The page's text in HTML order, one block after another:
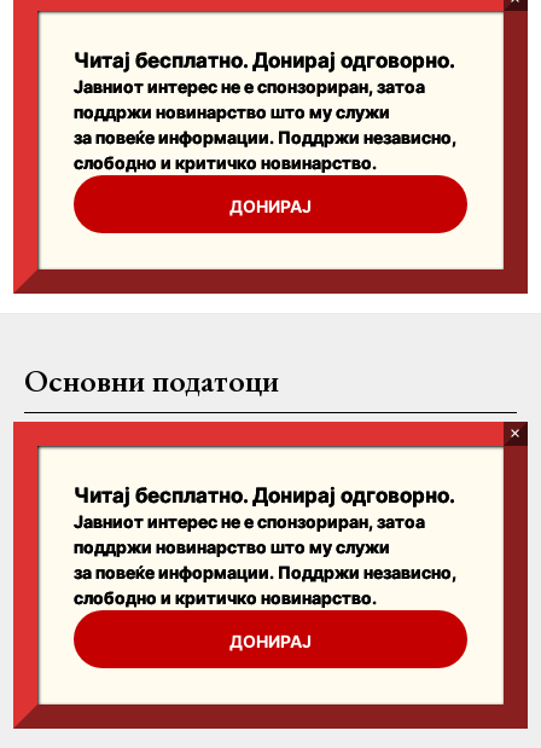
Основни податоци
некаков вероучител.
Верaта е индивидуален избор на поединците, а верските учења
дискрециони права на верските заедници.
Линкови
Читај бесплатно. Донирај одговорно.
Јавниот интерес не е спонзориран, затоа
поддржи новинарство што му служи
за повеќе информации. Поддржи независно,
слободно и критичко новинарство.
ДОНИРАЈ